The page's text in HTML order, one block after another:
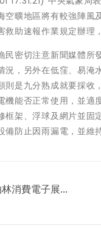
空曠地區將有較強陣
助速報作業規定辦理
民密切注意新聞媒體
況，另外在低窪、易
則是九分熟成就要採
機能否正常使用，並適
框架、浮球及網片並固
防止因雨漏電，並維
消費電子展...